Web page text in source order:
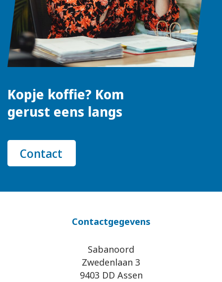
Kopje koffie? Kom
gerust eens langs
Contact
Contactgegevens
Sabanoord
Zwedenlaan 3
9403 DD Assen